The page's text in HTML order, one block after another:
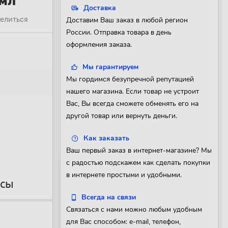
Доставка
Доставим Ваш заказ в любой регион
России. Отправка товара в день
оформления заказа.
Мы гарантируем
Мы гордимся безупречной репутацией
нашего магазина. Если товар не устроит
Вас, Вы всегда сможете обменять его на
другой товар или вернуть деньги.
Как заказать
Ваш первый заказ в интернет-магазине? Мы
с радостью подскажем как сделать покупки
в интернете простыми и удобными.
Всегда на связи
Связаться с нами можно любым удобным
для Вас способом: e-mail, телефон,